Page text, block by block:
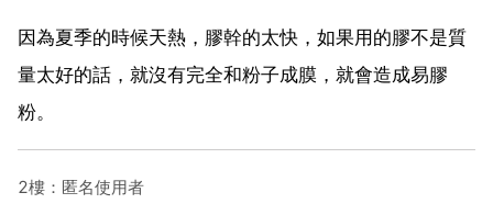
因為夏季的時候天熱，膠幹的太快，如果用的膠不是質
量太好的話，就沒有完全和粉子成膜，就會造成易膠
粉。
2樓：匿名使用者